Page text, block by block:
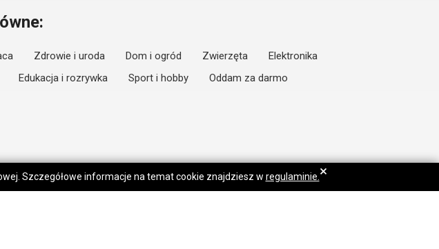
Zdrowie i uroda Dom i ogród Zwierzęta
Elektronika
Edukacja i rozrywka Sport i hobby
Oddam za darmo
Szczegółowe informacje na temat cookie znajdziesz w regulaminie. ×